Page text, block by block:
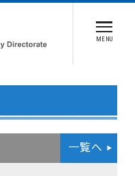
MENU
一覧へ